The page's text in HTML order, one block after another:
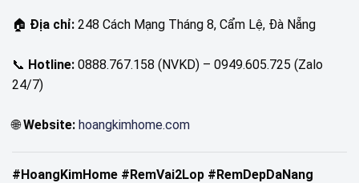
🏠 Địa chỉ: 248 Cách Mạng Tháng 8, Cẩm Lệ, Đà Nẵng
📞 Hotline: 0888.767.158 (NVKD) – 0949.605.725 (Zalo
24/7)
🌐Website: hoangkimhome.com
#HoangKimHome #RemVai2Lop #RemDepDaNang